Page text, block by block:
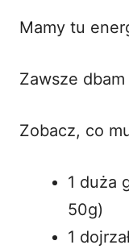
Mamy tu
Zawsze
Zobacz, co
1 duża
50g)
1